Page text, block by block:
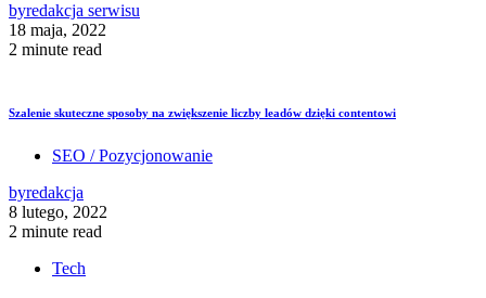
byredakcja serwisu
18 maja, 2022
2 minute read
Szalenie skuteczne sposoby na zwiększenie liczby leadów dzięki contentowi
SEO / Pozycjonowanie
byredakcja
8 lutego, 2022
2 minute read
Tech